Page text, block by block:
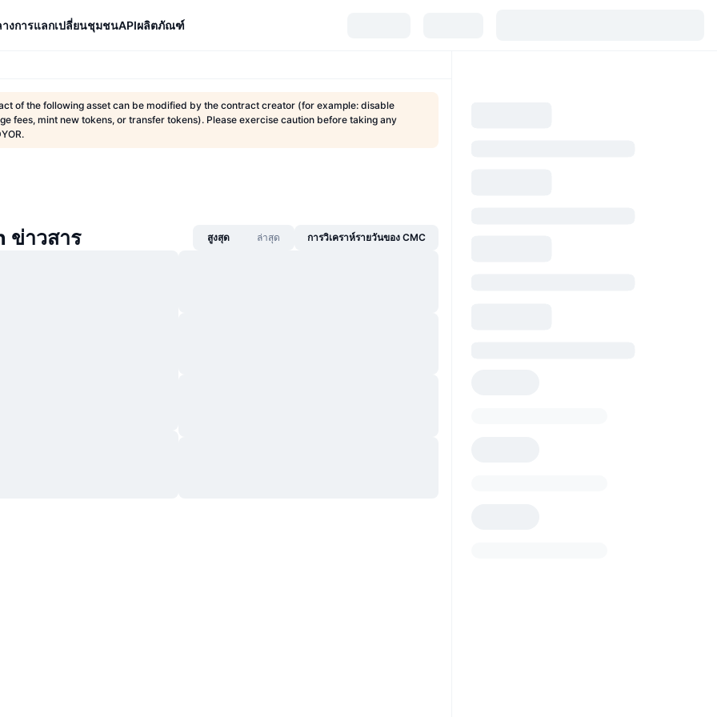
งการแลกเปลี่ยนชุมชนAPIผลิตภัณฑ์
of the following asset can be modified by the contract creator (for example: disable
fees, mint new tokens, or transfer tokens). Please exercise caution before taking any
ข่าวสาร สูงสุด ล่าสุด การวิเคราห์รายวันของ CMC